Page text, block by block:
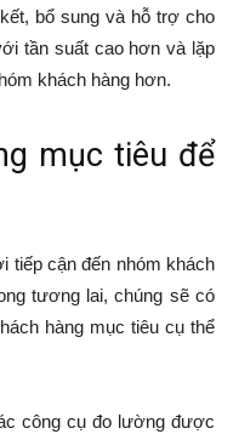
bổ sung và hỗ trợ cho
tần suất cao hơn và lặp
khách hàng hơn.
mục tiêu để
tiếp cận đến nhóm khách
tương lai, chúng sẽ có
hàng mục tiêu cụ thể
công cụ đo lường được